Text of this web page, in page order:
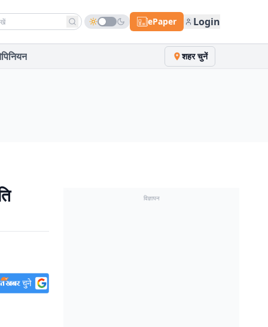
news ePaper Login
शहर चुनें
विज्ञापन